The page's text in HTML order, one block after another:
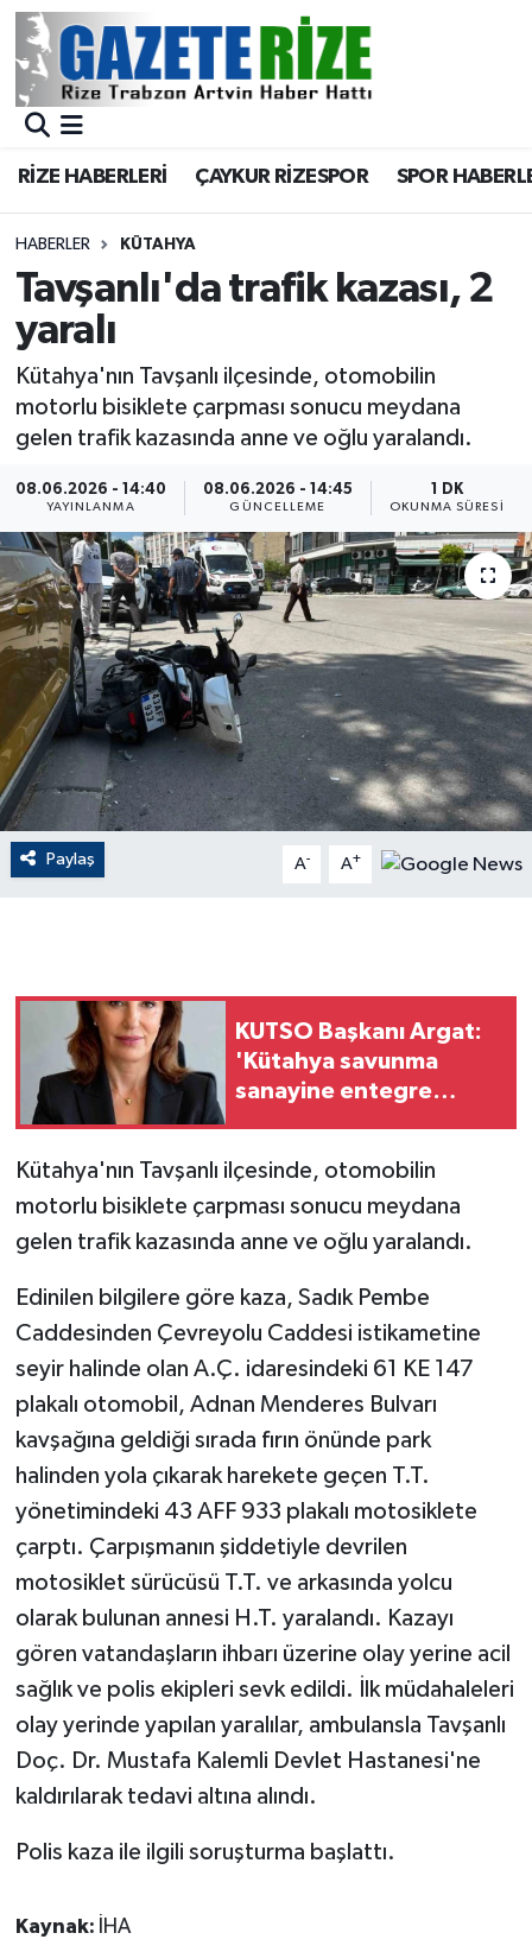
RİZE HABERLERİ ÇAYKUR RİZESPOR SPOR
HABERLER KÜTAHYA
Tavşanlı'da trafik kazası, 2
yaralı
Kütahya'nın Tavşanlı ilçesinde, otomobilin
motorlu bisiklete çarpması sonucu meydana
gelen trafik kazasında anne ve oğlu yaralandı.
08.06.2026 - 14:40
YAYINLANMA
08.06.2026 - 14:45
GÜNCELLEME
1 DK
OKUNMA SÜRESI
Paylaş A- A+
KUTSO Başkanı Argat:
'Kütahya savunma
sanayine entegre
Kütahya'nın Tavşanlı ilçesinde, otomobilin
motorlu bisiklete çarpması sonucu meydana
gelen trafik kazasında anne ve oğlu yaralandı.
Edinilen bilgilere göre kaza, Sadık Pembe
Caddesinden Çevreyolu Caddesi istikametine
seyir halinde olan A.Ç. idaresindeki 61 KE 147
plakalı otomobil, Adnan Menderes Bulvarı
kavşağına geldiği sırada fırın önünde park
halinden yola çıkarak harekete geçen T.T.
yönetimindeki 43 AFF 933 plakalı motosiklete
çarptı. Çarpışmanın şiddetiyle devrilen
motosiklet sürücüsü T.T. ve arkasında yolcu
olarak bulunan annesi H.T. yaralandı. Kazayı
gören vatandaşların ihbarı üzerine olay yerine acil
sağlık ve polis ekipleri sevk edildi. İlk müdahaleleri
olay yerinde yapılan yaralılar, ambulansla Tavşanlı
Doç. Dr. Mustafa Kalemli Devlet Hastanesi'ne
kaldırılarak tedavi altına alındı.
Polis kaza ile ilgili soruşturma başlattı.
Kaynak: İHA
BÖLGEMİZ
Asayiş
Rize Jandarma Komutanlığı
Bilim Teknoloji
Bölge
Canlı Maç
ÇEVRE
Dış Haberler
Dünya
EĞİTİM
EKONOMİ
English News
Flaş Haber
Gayrimenkul
GENEL
GÜNDEM
Güvenlik
HABERDE İNSAN
İNSAN
Jandarma
Kadın
MAGAZİN
Otomobil
POLİTİKA
Sağlık
Merkez Nöbetçi Eczaneler
Merkez Trafik Yoğunluk Haritası
Süper Lig Puan Durumu ve Fikstür
Tüm Manşetler
Son Dakika Haberleri